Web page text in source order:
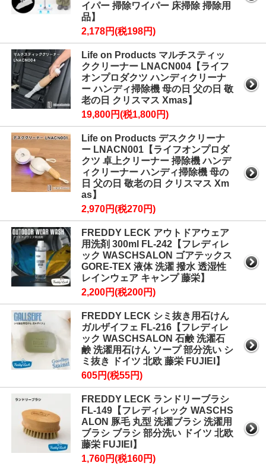
イパー 掃除ワイパー 床掃除 掃除用
品】
2,178円(税198円)
Life on Products マルチスティッ
ククリーナー LNACN004【ライフ
オンプロダクツ ハンディクリーナ
ー ハンディ掃除機 母の日 父の日 敬
老の日 クリスマス Xmas】
19,800円(税1,800円)
Life on Products デスククリーナ
ー LNACN001【ライフオンプロダ
クツ 卓上クリーナー 掃除機 ハンデ
ィクリーナー ハンディ掃除機 母の
日 父の日 敬老の日 クリスマス Xm
as】
2,970円(税270円)
FREDDY LECK アウトドアウェア
用洗剤 300ml FL-242【フレディレ
ック WASCHSALON ゴアテックス
GORE-TEX 液体 洗濯 撥水 透湿性
レインウェア キャンプ 藤栄】
2,200円(税200円)
FREDDY LECK シミ抜き用石けん
ガルザイフェ FL-216【フレディレ
ック WASCHSALON 石鹸 洗濯石
鹸 洗濯用石けん ソープ 部分洗い シ
ミ抜き ドイツ 北欧 藤栄 FUJIEI】
605円(税55円)
FREDDY LECK ランドリーブラシ
FL-149【フレディレック WASCHS
ALON 豚毛 丸型 洗濯ブラシ 洗濯用
ブラシ ブラシ 部分洗い ドイツ 北欧
藤栄 FUJIEI】
1,760円(税160円)